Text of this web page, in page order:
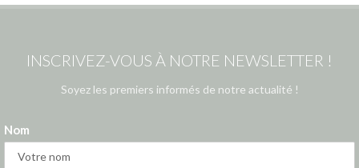
INSCRIVEZ-VOUS À NOTRE NEWSLETTER !
Soyez les premiers informés de notre actualité !
Nom